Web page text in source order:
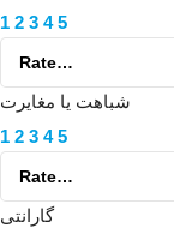
1 2 3 4 5
شباهت یا مغایرت
1 2 3 4 5
گارانتی